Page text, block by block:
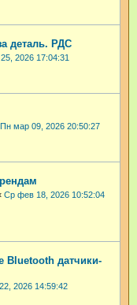
деталь. РДС
2026 17:04:31
Пн мар 09, 2026 20:50:27
Ср фев 18, 2026 10:52:04
Bluetooth датчики-
2026 14:59:42